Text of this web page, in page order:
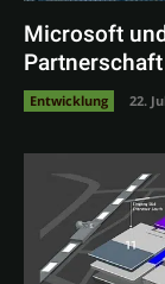
Microsoft
Entwicklung 22.